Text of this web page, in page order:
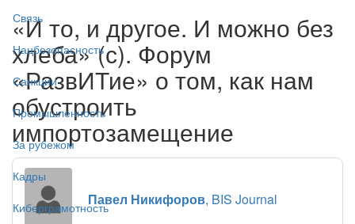
Связь
Нацбезопасность
Санкции
Промышленность
За рубежом
Кадры
Киберграмотность
«И то, и другое. И можно без
хлеба» (с). Форум
«РазвИТие» о том, как нам
обустроить
импортозамещение
Павел Никифоров, BIS Journal